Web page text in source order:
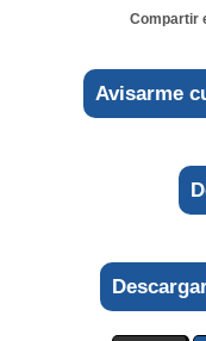
Compartir
Avisarme